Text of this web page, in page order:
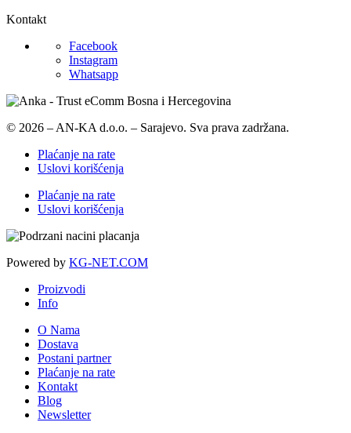
Kontakt
Facebook
Instagram
Whatsapp
© 2026 – AN-KA d.o.o. – Sarajevo. Sva prava zadržana.
Plaćanje na rate
Uslovi korišćenja
Plaćanje na rate
Uslovi korišćenja
Powered by KG-NET.COM
Proizvodi
Info
O Nama
Dostava
Postani partner
Plaćanje na rate
Kontakt
Blog
Newsletter